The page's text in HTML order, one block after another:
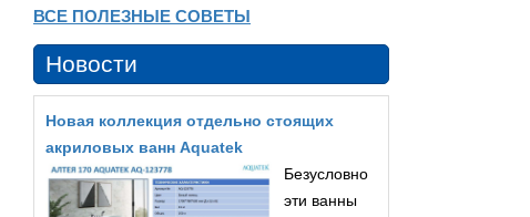
ВСЕ ПОЛЕЗНЫЕ СОВЕТЫ
Новости
Новая коллекция отдельно стоящих
акриловых ванн Aquatek
Безусловно
эти ванны